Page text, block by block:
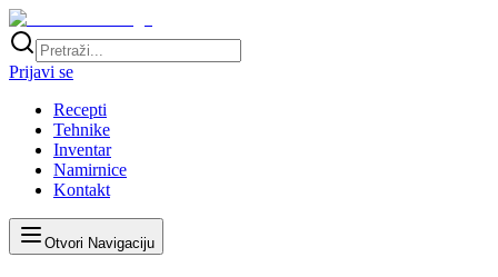
Prijavi se
Recepti
Tehnike
Inventar
Namirnice
Kontakt
Otvori Navigaciju